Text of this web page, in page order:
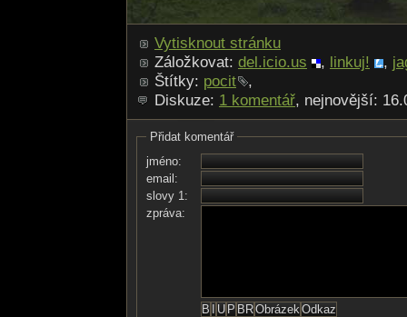
Vytisknout stránku
Záložkovat: del.icio.us , linkuj! ,
Štítky: pocit
,
Diskuze: 1 komentář, nejnovější:
Přidat komentář
jméno:
email:
slovy 1:
zpráva: